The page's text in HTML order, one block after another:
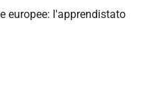
europee: l'apprendistato